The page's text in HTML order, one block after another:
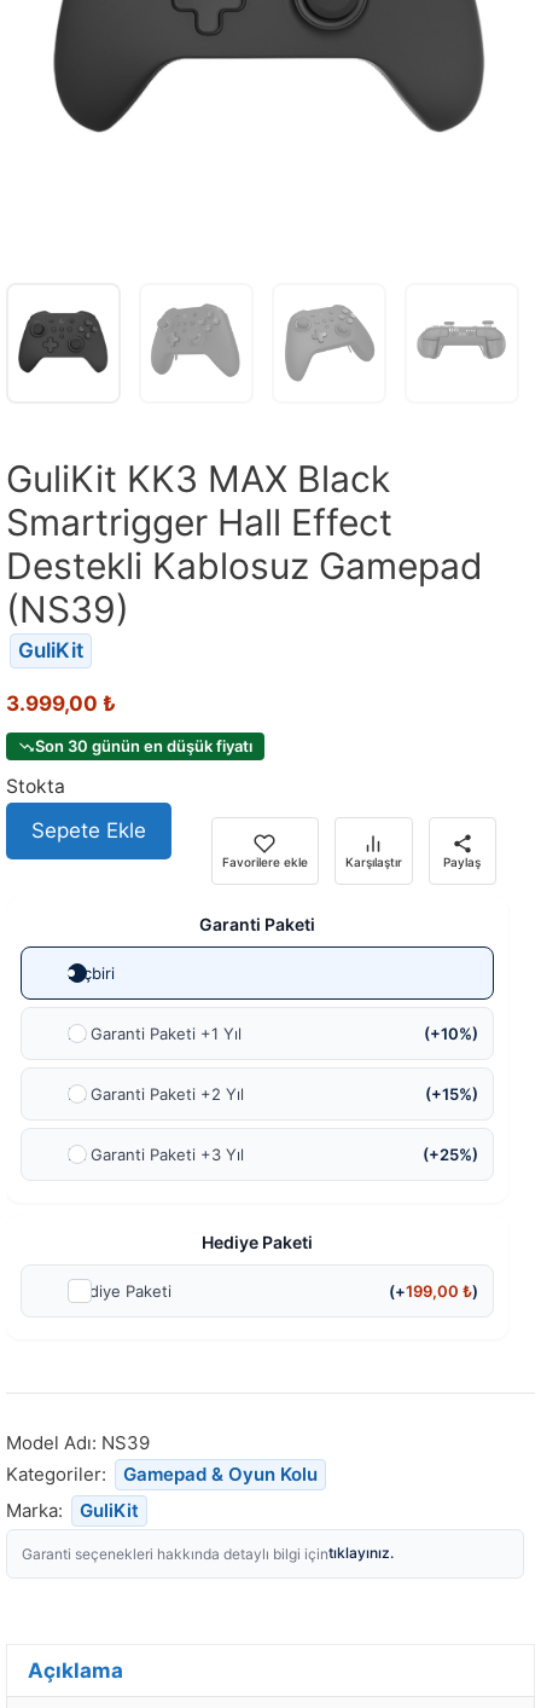
GuliKit KK3 MAX Black
Smartrigger Hall Effect
Destekli Kablosuz Gamepad
(NS39)
GuliKit
3.999,00 ₺
Son 30 günün en düşük fiyatı
Stokta
Sepete Ekle
Favorilere ekle Karşılaştır Paylaş
Garanti Paketi
Hiçbiri
Ek Garanti Paketi +1 Yıl (+10%)
Ek Garanti Paketi +2 Yıl (+15%)
Ek Garanti Paketi +3 Yıl (+25%)
Hediye Paketi
Hediye Paketi (+199,00₺)
Model Adı: NS39
Kategoriler:
Gamepad & Oyun Kolu
Marka:
GuliKit
Garanti seçenekleri hakkında detaylı bilgi içintıklayınız.
Açıklama